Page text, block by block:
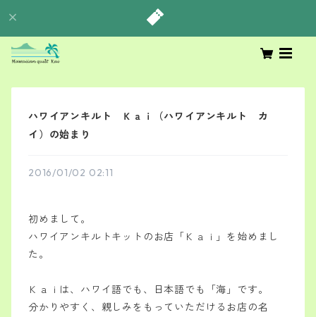
ハワイアンキルト Ｋａｉ（ハワイアンキルト カ
イ）の始まり
2016/01/02 02:11
初めまして。
ハワイアンキルトキットのお店「Ｋａｉ」を 始めまし
た。
Ｋａｉは、ハワイ語でも、日本語でも「海」です。
分かりやすく、親しみをもっていただけるお店の名